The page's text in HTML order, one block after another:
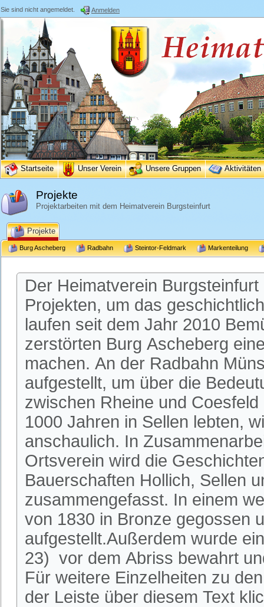
Sie sind nicht angemeldet. Anmelden
Startseite Unser Verein Unsere Gruppen Aktivitäten
Projekte
Projektarbeiten mit dem Heimatverein Burgsteinfurt
Projekte
Burg Ascheberg Radbahn Steintor-Feldmark Markenteilung
Der Heimatverein
Projekten, um das
laufen seit dem Jahr 2010
zerstörten Burg Ascheberg
machen. An der Radbahn
aufgestellt, um über die
zwischen Rheine und
1000 Jahren in Sellen lebten,
anschaulich. In
Ortsverein wird die
Bauerschaften Hollich, Sellen
zusammengefasst. In einem
von 1830 in Bronze gegossen
aufgestellt.Außerdem wurde
23) vor dem Abriss bewahrt
Für weitere Einzelheiten zu
der Leiste über diesem Text